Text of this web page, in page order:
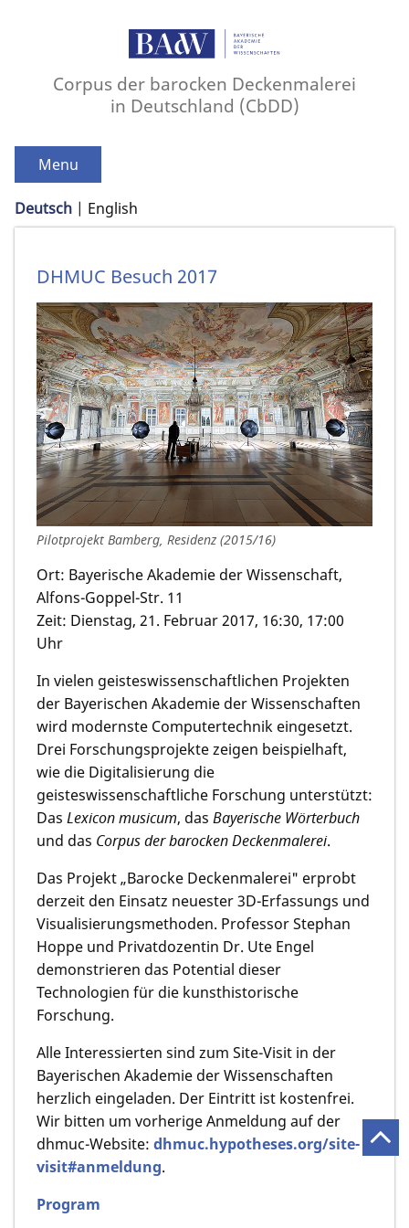
Corpus der barocken Deckenmalerei
in Deutschland (CbDD)
Menu
Deutsch English
DHMUC Besuch 2017
Pilotprojekt Bamberg, Residenz (2015/16)
Ort: Bayerische Akademie der Wissenschaft,
Alfons-Goppel-Str. 11
Zeit: Dienstag, 21. Februar 2017, 16:30, 17:00
Uhr
In vielen geisteswissenschaftlichen Projekten
der Bayerischen Akademie der Wissenschaften
wird modernste Computertechnik eingesetzt.
Drei Forschungsprojekte zeigen beispielhaft,
wie die Digitalisierung die
geisteswissenschaftliche Forschung unterstützt:
Das Lexicon musicum, das Bayerische Wörterbuch
und das Corpus der barocken Deckenmalerei.
Das Projekt „Barocke Deckenmalerei" erprobt
derzeit den Einsatz neuester 3D-Erfassungs und
Visualisierungsmethoden. Professor Stephan
Hoppe und Privatdozentin Dr. Ute Engel
demonstrieren das Potential dieser
Technologien für die kunsthistorische
Forschung.
Alle Interessierten sind zum Site-Visit in der
Bayerischen Akademie der Wissenschaften
herzlich eingeladen. Der Eintritt ist kostenfrei.
Wir bitten um vorherige Anmeldung auf der
dhmuc-Website: dhmuc.hypotheses.org/site-
visit#anmeldung.
Program